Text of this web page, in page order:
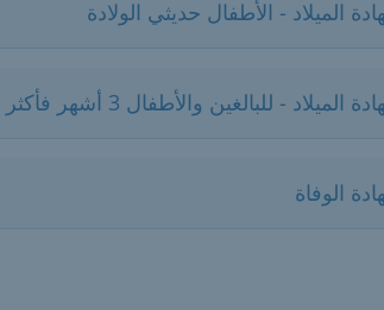
الميلاد - الأطفال حديثي الولادة
الميلاد - للبالغين والأطفال 3 أشهر فأكثر
الوفاة